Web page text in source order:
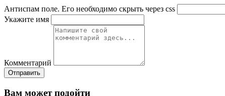
Антиспам поле. Его необходимо скрыть через css
Укажите имя
Комментарий
Отправить
Вам может подойти